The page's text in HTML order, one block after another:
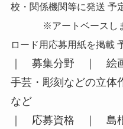
校・関係機関等に発送 予
※アートベースし
ロード用応募用紙を掲載
｜ 募集分野 ｜ 絵画
手芸・彫刻などの立体
など
｜ 応募資格 ｜ 島根